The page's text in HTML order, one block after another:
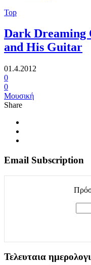
Top
Dark Dreaming
and His Guitar
01.4.2012
0
0
Μουσική
Share
Email Subscription
Τελευταια